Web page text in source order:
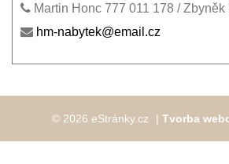
Martin Honc 777 011 178 /
hm-nabytek@email.cz
© 2026 eStránky.cz | Tvorba